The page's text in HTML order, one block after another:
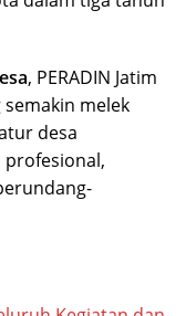
, PERADIN Jatim
melek
desa
profesional,